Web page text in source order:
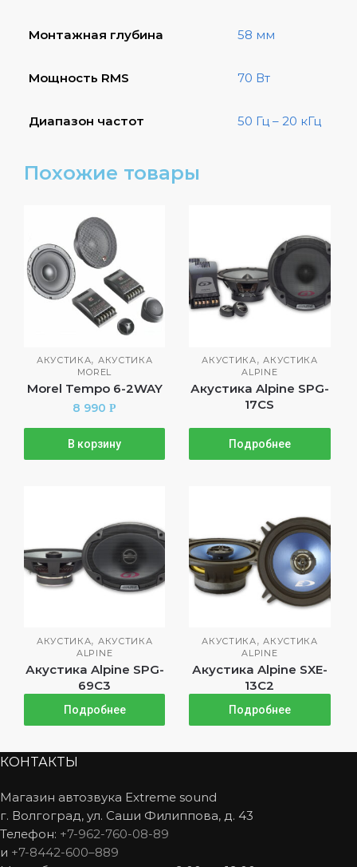
Монтажная глубина 58 мм
Мощность RMS 70 Вт
Диапазон частот 50 Гц – 20 кГц
Похожие товары
АКУСТИКА, АКУСТИКА
MOREL
Morel Tempo 6-2WAY
8 990Р
В корзину
АКУСТИКА,АКУСТИКА
ALPINE
Акустика Alpine SPG-
17CS
Подробнее
АКУСТИКА, АКУСТИКА
ALPINE
Акустика Alpine SPG-
69C3
Подробнее
АКУСТИКА,АКУСТИКА
ALPINE
Акустика Alpine SXE-
13C2
Подробнее
КОНТАКТЫ
Магазин автозвука Extreme sound
г. Волгоград, ул. Саши Филиппова, д. 43
Телефон: +7-962-760-08-89
и +7-8442-600–889